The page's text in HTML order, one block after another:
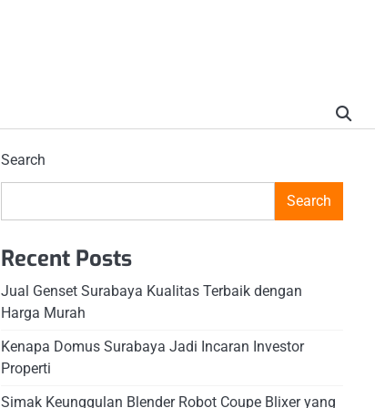
Search
Search
Recent Posts
Jual Genset Surabaya Kualitas Terbaik dengan
Harga Murah
Kenapa Domus Surabaya Jadi Incaran Investor
Properti
Simak Keunggulan Blender Robot Coupe Blixer yang